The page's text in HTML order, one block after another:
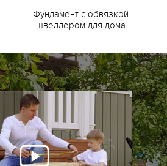
Фундамент с обвязкой
швеллером для дома